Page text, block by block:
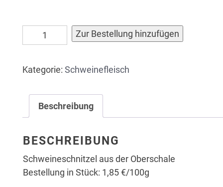
Schweineschnitzel
aus
Oberschale
Menge
Zur Bestellung hinzufügen
Kategorie: Schweinefleisch
Beschreibung
BESCHREIBUNG
Schweineschnitzel aus der Oberschale
Bestellung in Stück: 1,85 €/100g